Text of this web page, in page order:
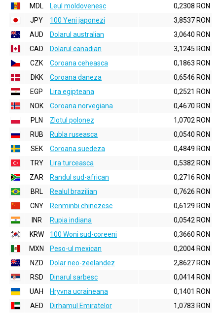
MDL
Leul moldovenesc
0,2308 RON
JPY
100 Yeni japonezi
3,8537 RON
AUD
Dolarul australian
3,0640 RON
CAD
Dolarul canadian
3,1245 RON
CZK
Coroana ceheasca
0,1863 RON
DKK
Coroana daneza
0,6546 RON
EGP
Lira egipteana
0,2521 RON
NOK
Coroana norvegiana
0,4670 RON
PLN
Zlotul polonez
1,0702 RON
RUB
Rubla ruseasca
0,0540 RON
SEK
Coroana suedeza
0,4849 RON
TRY
Lira turceasca
0,5382 RON
ZAR
Randul sud-african
0,2716 RON
BRL
Realul brazilian
0,7626 RON
CNY
Renminbi chinezesc
0,6129 RON
INR
Rupia indiana
0,0542 RON
KRW
100 Woni sud-coreeni
0,3660 RON
MXN
Peso-ul mexican
0,2004 RON
NZD
Dolar neo-zeelandez
2,8627 RON
RSD
Dinarul sarbesc
0,0414 RON
UAH
Hryvna ucraineana
0,1401 RON
AED
Dirhamul Emiratelor
1,0783 RON